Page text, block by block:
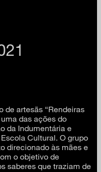
de artesãs “Rendeiras
das ações do
da Indumentária e
Cultural. O grupo
direcionado às mães e
o objetivo de
saberes que traziam de